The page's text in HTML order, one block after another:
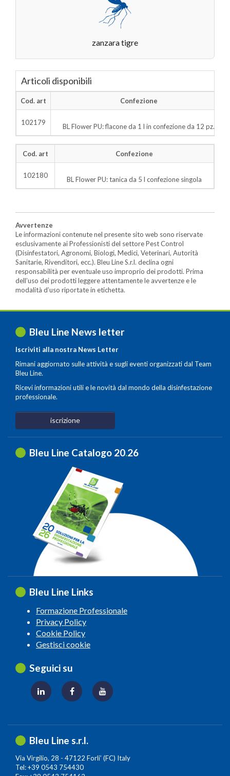
zanzara tigre
Articoli disponibili
Cod. art Confezione
102179 BL Flower PU: flacone da 1 l in confezione da 12 pz.
Cod. art Confezione
102180 BL Flower PU: tanica da 5 l confezione singola
Avvertenze
Le informazioni contenute nel presente sito web sono riservate
esclusivamente ai Professionisti del settore Pest Control
(Disinfestatori, Agronomi, Biologi, Medici, Veterinari, Autorità
Sanitarie, Rivenditori, ecc.). Bleu Line S.r.l. declina ogni
responsabilità per eventuale uso improprio dei prodotti. Prima
dell’uso dei prodotti leggere attentamente le avvertenze e le
modalità d’uso riportate in etichetta.
Bleu Line News letter
Iscriviti alla nostra News Letter
Rimani aggiornato sulle attività e sugli eventi organizzati dal Team
Bleu Line.
Ricevi informazioni utili e le novità dal mondo della disinfestazione
professionale.
iscrizione
Bleu Line Catalogo 20.26
Bleu Line Links
Formazione Professionale
Privacy Policy
Cookie Policy
Gestisci cookie
Seguici su
Bleu Line s.r.l.
Via Virgilio, 28 - 47122 Forli’ (FC) Italy
Tel: +39 0543 754430